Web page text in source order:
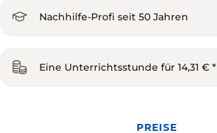
Nachhilfe-Profi seit 50 Jahren
Eine Unterrichtsstunde für 14,31 € *
PREISE